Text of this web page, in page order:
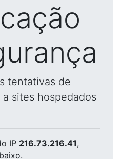
tentativas de
sites hospedados
IP 216.73.216.41,